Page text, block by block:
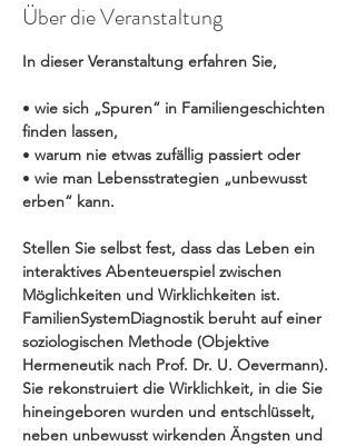
Über die Veranstaltung
In dieser Veranstaltung erfahren Sie,
• wie sich „Spuren“ in Familiengeschichten
finden lassen,
• warum nie etwas zufällig passiert oder
• wie man Lebensstrategien „unbewusst
erben“ kann.
Stellen Sie selbst fest, dass das Leben ein
interaktives Abenteuerspiel zwischen
Möglichkeiten und Wirklichkeiten ist.
FamilienSystemDiagnostik beruht auf einer
soziologischen Methode (Objektive
Hermeneutik nach Prof. Dr. U. Oevermann).
Sie rekonstruiert die Wirklichkeit, in die Sie
hineingeboren wurden und entschlüsselt,
neben unbewusst wirkenden Ängsten und